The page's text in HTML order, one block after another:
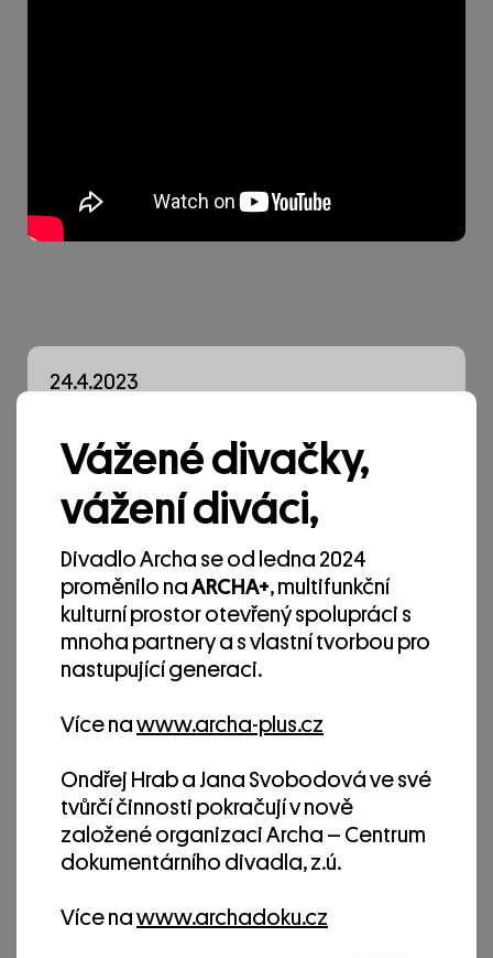
Vážené divačky,
vážení diváci,
Divadlo Archa se od ledna 2024
proměnilo naARCHA+, multifunkční
kulturní prostor otevřený spolupráci s
mnoha partnery a s vlastní tvorbou pro
nastupující generaci.
Více nawww.archa-plus.cz
Ondřej Hrab a Jana Svobodová ve své
tvůrčí činnosti pokračují v nově
založené organizaci Archa – Centrum
dokumentárního divadla, z.ú.
Více nawww.archadoku.cz
24.4.2023
FOTOGALERIE: The
Tiger Lillies v Arše
The Best of The Tiger Lillies – From the
Circus to the Cemetery | Divadlo Archa,
23. 04. 2023 | Foto © Jakub Hrab